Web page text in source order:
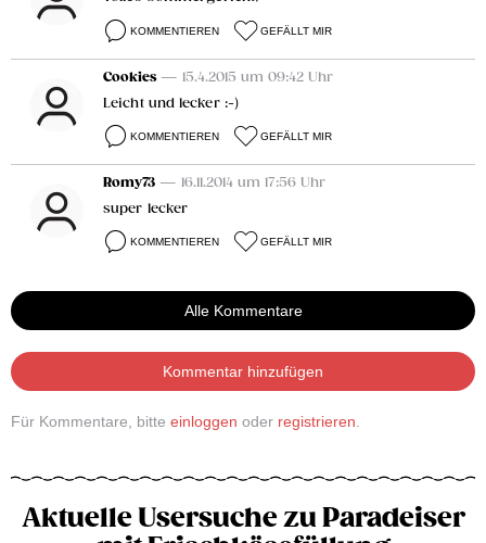
KOMMENTIEREN GEFÄLLT MIR
Cookies — 15.4.2015 um 09:42 Uhr
Leicht und lecker :-)
KOMMENTIEREN GEFÄLLT MIR
Romy73 — 16.11.2014 um 17:56 Uhr
super lecker
KOMMENTIEREN GEFÄLLT MIR
Alle Kommentare
Kommentar hinzufügen
Für Kommentare, bitte einloggen oder registrieren
Aktuelle Usersuche zu Paradeiser